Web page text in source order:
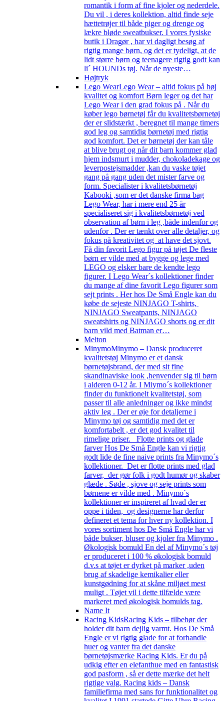
romantik i form af fine kjoler og nederdele.
Du vil , i deres kollektion, altid finde seje
hættetrøjer til både piger og drenge og
lækre bløde sweatbukser. I vores fysiske
butik i Dragør , har vi dagligt besøg af
rigtig mange børn, og det er tydeligt, at de
lidt større børn og teenagere rigtig godt kan
li´ HOUNDs tøj. Når de nyeste…
Højtryk
Lego WearLego Wear – altid fokus på høj
kvalitet og komfort Børn leger og det har
Lego Wear i den grad fokus på . Når du
køber lego børnetøj får du kvalitetsbørnetøj
der er slidstærkt , beregnet til mange timers
god leg og samtidig børnetøj med rigtig
god komfort. Det er børnetøj der kan tåle
at blive brugt og når dit barn kommer glad
hjem indsmurt i mudder, chokoladekage og
leverpostejsmadder ,kan du vaske tøjet
gang på gang uden det mister farve og
form. Specialister i kvalitetsbørnetøj
Kabooki ,som er det danske firma bag
Lego Wear, har i mere end 25 år
specialiseret sig i kvalitetsbørnetøj ved
observation af børn i leg ,både indenfor og
udenfor . Der er tænkt over alle detaljer, og
fokus på kreativitet og at have det sjovt.
Få din favorit Lego figur på tøjet De fleste
børn er vilde med at bygge og lege med
LEGO og elsker bare de kendte lego
figurer. I Lego Wear´s kollektioner finder
du mange af dine favorit Lego figurer som
sejt prints . Her hos De Små Engle kan du
købe de sejeste NINJAGO T-shirts,
NINJAGO Sweatpants, NINJAGO
sweatshirts og NINJAGO shorts og er dit
barn vild med Batman er…
Melton
MinymoMinymo – Dansk produceret
kvalitetstøj Minymo er et dansk
børnetøjsbrand, der med sit fine
skandinaviske look ,henvender sig til børn
i alderen 0-12 år. I Miymo´s kollektioner
finder du funktionelt kvalitetstøj, som
passer til alle anledninger og ikke mindst
aktiv leg . Der er øje for detaljerne i
Minymo tøj og samtidig med det er
komfortabelt , er det god kvalitet til
rimelige priser. Flotte prints og glade
farver Hos De Små Engle kan vi rigtig
godt lide de fine naive prints fra Minymo´s
kollektioner. Det er flotte prints med glad
farver, der gør folk i godt humør og skaber
glæde . Søde , sjove og seje prints som
børnene er vilde med . Minymo´s
kollektioner er inspireret af hvad der er
oppe i tiden, og designerne har derfor
defineret et tema for hver ny kollektion. I
vores sortiment hos De Små Engle har vi
både bukser, bluser og kjoler fra Minymo .
Økologisk bomuld En del af Minymo´s tøj
er produceret i 100 % økologisk bomuld
d.v.s at tøjet er dyrket på marker ,uden
brug af skadelige kemikalier eller
kunstgødning for at skåne miljøet mest
muligt . Tøjet vil i dette tilfælde være
markeret med økologisk bomulds tag.
Name It
Racing KidsRacing Kids – tilbehør der
holder dit barn dejlig varmt. Hos De Små
Engle er vi rigtig glade for at forhandle
huer og vanter fra det danske
børnetøjsmærke Racing Kids. Er du på
udkig efter en elefanthue med en fantastisk
god pasform , så er dette mærke det helt
rigtige valg. Racing kids – Dansk
familiefirma med sans for funktionalitet og